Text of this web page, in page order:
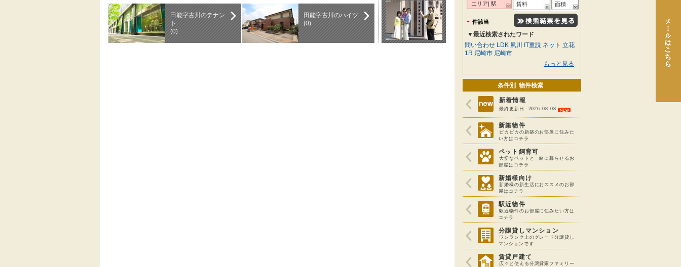
田能字古川のテナン
ト
(0)
田能字古川のハイツ
(0)
エリア| 駅 賃料 面積
- 件該当
▼最近検索されたワード
問い合わせ LDK 夙川 IT重説 ネット 立花
1R 尼崎市 尼崎市
もっと見る
条件別 物件検索
新着情報
最終更新日 2026.08.08
新築物件
ピカピカの新築のお部屋に住みた
い方はコチラ
ペット飼育可
大切なペットと一緒に暮らせるお
部屋はコチラ
新婚様向け
新婚様の新生活におススメのお部
屋はコチラ
駅近物件
駅近物件のお部屋に住みたい方は
コチラ
分譲貸しマンション
ワンランク上のグレード分譲貸し
マンションです
賃貸戸建て
広々と使える分譲貸家ファミリー